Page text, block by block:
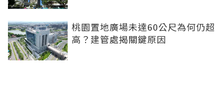
桃園置地廣場未達60公尺為何仍超
高？建管處揭關鍵原因